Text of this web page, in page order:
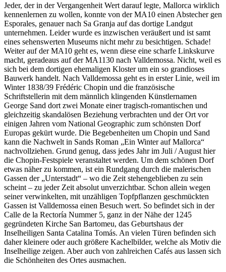
Jeder, der in der Vergangenheit Wert darauf legte, Mallorca wirklich
kennenlernen zu wollen, konnte von der MA10 einen Abstecher gen
Esporales, genauer nach Sa Granja auf das dortige Landgut
unternehmen. Leider wurde es inzwischen veräußert und ist samt
eines sehenswerten Museums nicht mehr zu besichtigen. Schade!
Weiter auf der MA10 geht es, wenn diese eine scharfe Linkskurve
macht, geradeaus auf der MA1130 nach Valldemossa. Nicht, weil es
sich bei dem dortigen ehemaligen Kloster um ein so grandioses
Bauwerk handelt. Nach Valldemossa geht es in erster Linie, weil im
Winter 1838/39 Frédéric Chopin und die französische
Schriftstellerin mit dem männlich klingenden Künstlernamen
George Sand dort zwei Monate einer tragisch-romantischen und
gleichzeitig skandalösen Beziehung verbrachten und der Ort vor
einigen Jahren vom National Geographic zum schönsten Dorf
Europas gekürt wurde. Die Begebenheiten um Chopin und Sand
kann die Nachwelt in Sands Roman „Ein Winter auf Mallorca“
nachvollziehen. Grund genug, dass jedes Jahr im Juli / August hier
die Chopin-Festspiele veranstaltet werden. Um dem schönen Dorf
etwas näher zu kommen, ist ein Rundgang durch die malerischen
Gassen der „Unterstadt“ – wo die Zeit stehengeblieben zu sein
scheint – zu jeder Zeit absolut unverzichtbar. Schon allein wegen
seiner verwinkelten, mit unzähligen Topfpflanzen geschmückten
Gassen ist Valldemossa einen Besuch wert. So befindet sich in der
Calle de la Rectoría Nummer 5, ganz in der Nähe der 1245
gegründeten Kirche San Bartomeu, das Geburtshaus der
Inselheiligen Santa Catalina Tomás. An vielen Türen befinden sich
daher kleinere oder auch größere Kachelbilder, welche als Motiv die
Inselheilige zeigen. Aber auch von zahlreichen Cafés aus lassen sich
die Schönheiten des Ortes ausmachen.